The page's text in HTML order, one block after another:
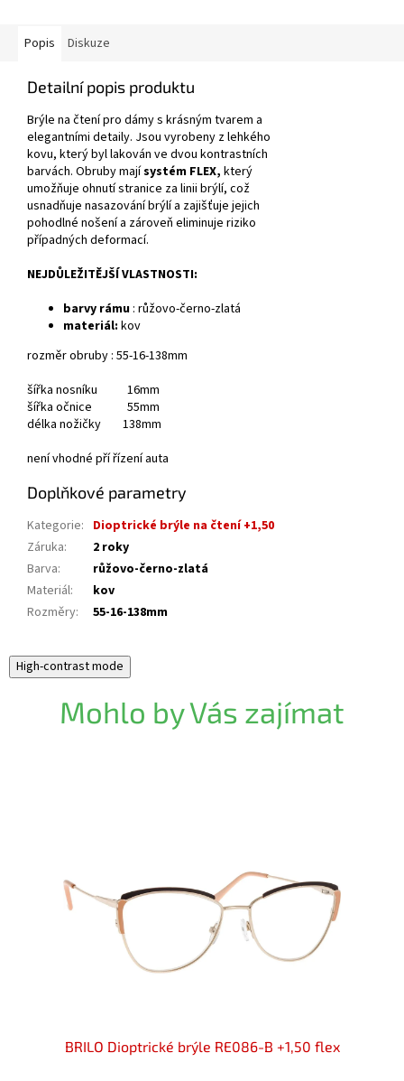
Popis Diskuze
Detailní popis produktu
Brýle na čtení pro dámy s krásným tvarem a
elegantními detaily. Jsou vyrobeny z lehkého
kovu, který byl lakován ve dvou kontrastních
barvách. Obruby majísystém FLEX, který
umožňuje ohnutí stranice za linii brýlí, což
usnadňuje nasazování brýlí a zajišťuje jejich
pohodlné nošení a zároveň eliminuje riziko
případných deformací.
NEJDŮLEŽITĚJŠÍ VLASTNOSTI:
barvy rámu : růžovo-černo-zlatá
materiál: kov
rozměr obruby : 55-16-138mm
šířka nosníku 16mm
šířka očnice 55mm
délka nožičky 138mm
není vhodné pří řízení auta
Doplňkové parametry
Kategorie: Dioptrické brýle na čtení +1,50
Záruka:
2 roky
Barva:
růžovo-černo-zlatá
Materiál:
kov
Rozměry: 55-16-138mm
High-contrast mode
Mohlo by Vás zajímat
BRILO Dioptrické brýle RE086-B +1,50 flex